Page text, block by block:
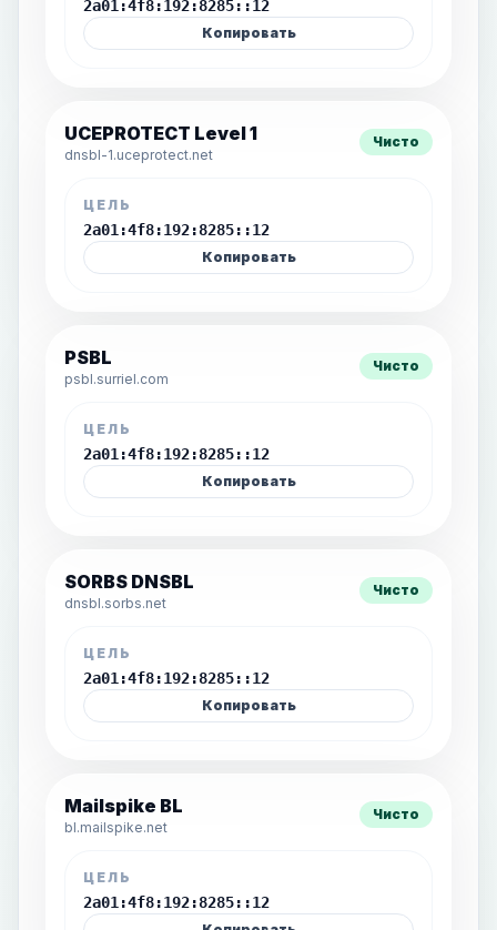
2a01:4f8:192:8285::12
Копировать
UCEPROTECT Level 1
dnsbl-1.uceprotect.net
Чисто
ЦЕЛЬ
2a01:4f8:192:8285::12
Копировать
PSBL
psbl.surriel.com
Чисто
ЦЕЛЬ
2a01:4f8:192:8285::12
Копировать
SORBS DNSBL
dnsbl.sorbs.net
Чисто
ЦЕЛЬ
2a01:4f8:192:8285::12
Копировать
Mailspike BL
bl.mailspike.net
Чисто
ЦЕЛЬ
2a01:4f8:192:8285::12